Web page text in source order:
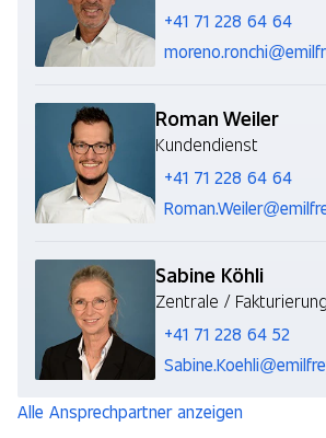
+41 71 228 64 64
Roman Weiler
Kundendienst
+41 71 228 64 64
Sabine Köhli
Zentrale / Fakturierung
+41 71 228 64 52
Alle Ansprechpartner anzeigen